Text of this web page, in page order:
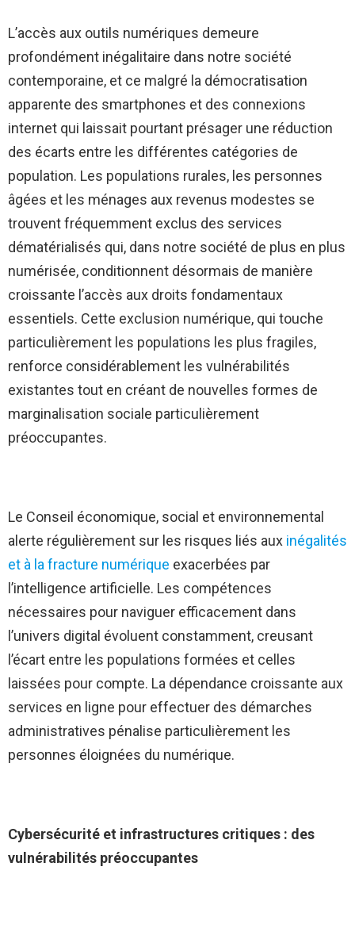
L’accès aux outils numériques demeure
profondément inégalitaire dans notre société
contemporaine, et ce malgré la démocratisation
apparente des smartphones et des connexions
internet qui laissait pourtant présager une réduction
des écarts entre les différentes catégories de
population. Les populations rurales, les personnes
âgées et les ménages aux revenus modestes se
trouvent fréquemment exclus des services
dématérialisés qui, dans notre société de plus en plus
numérisée, conditionnent désormais de manière
croissante l’accès aux droits fondamentaux
essentiels. Cette exclusion numérique, qui touche
particulièrement les populations les plus fragiles,
renforce considérablement les vulnérabilités
existantes tout en créant de nouvelles formes de
marginalisation sociale particulièrement
préoccupantes.
Le Conseil économique, social et environnemental
alerte régulièrement sur les risques liés aux inégalités
et à la fracture numérique exacerbées par
l’intelligence artificielle. Les compétences
nécessaires pour naviguer efficacement dans
l’univers digital évoluent constamment, creusant
l’écart entre les populations formées et celles
laissées pour compte. La dépendance croissante aux
services en ligne pour effectuer des démarches
administratives pénalise particulièrement les
personnes éloignées du numérique.
Cybersécurité et infrastructures critiques : des
vulnérabilités préoccupantes